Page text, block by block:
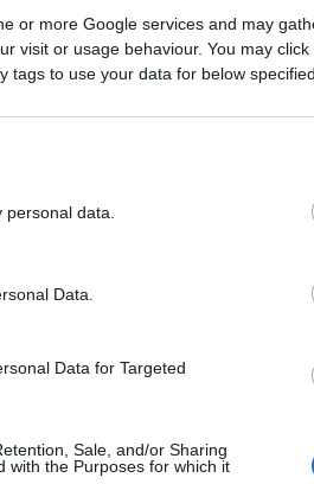
or more Google services and may
visit or usage behaviour. You may
tags to use your data for below
data.
Data.
Data for Targeted
Sale, and/or Sharing
with the Purposes for which it
στον φορέα
δεξιοτήτων, σύμφωνα με
επίδομα, το οποίο
των ασφαλιστικών εισφορών.
κατάρτισης.
γίνεται ως εξής:
και τη συμμετοχή του
δικαιούμενου ποσού για